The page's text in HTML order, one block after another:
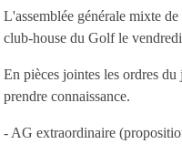
L'assemblée générale mixte
club-house du Golf le
En pièces jointes les ordres
prendre connaissance.
- AG extraordinaire